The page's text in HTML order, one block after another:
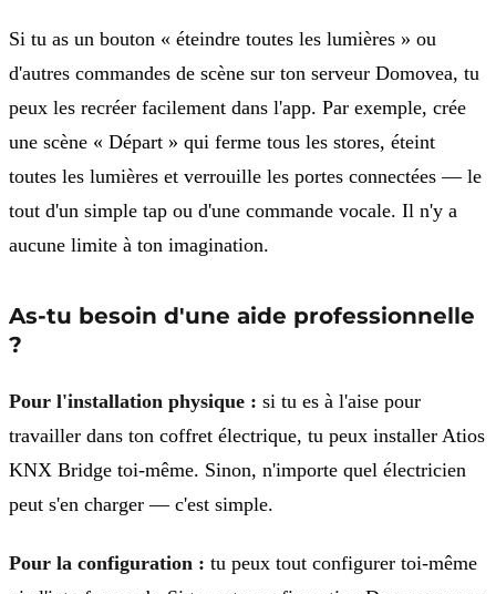
Si tu as un bouton « éteindre toutes les lumières » ou
d'autres commandes de scène sur ton serveur Domovea, tu
peux les recréer facilement dans l'app. Par exemple, crée
une scène « Départ » qui ferme tous les stores, éteint
toutes les lumières et verrouille les portes connectées — le
tout d'un simple tap ou d'une commande vocale. Il n'y a
aucune limite à ton imagination.
As-tu besoin d'une aide professionnelle
?
Pour l'installation physique : si tu es à l'aise pour
travailler dans ton coffret électrique, tu peux installer Atios
KNX Bridge toi-même. Sinon, n'importe quel électricien
peut s'en charger — c'est simple.
Pour la configuration : tu peux tout configurer toi-même